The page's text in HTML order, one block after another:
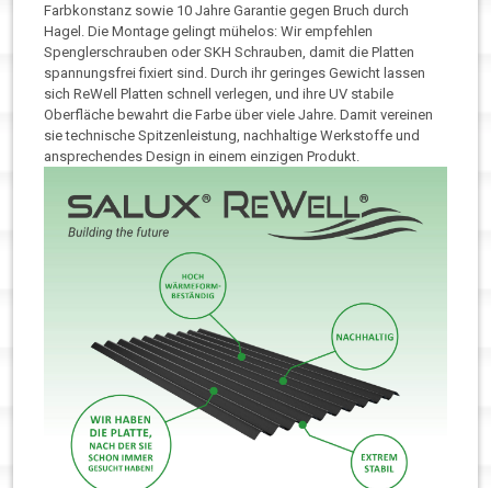
Farbkonstanz sowie 10 Jahre Garantie gegen Bruch durch
Hagel. Die Montage gelingt mühelos: Wir empfehlen
Spenglerschrauben oder SKH Schrauben, damit die Platten
spannungsfrei fixiert sind. Durch ihr geringes Gewicht lassen
sich ReWell Platten schnell verlegen, und ihre UV stabile
Oberfläche bewahrt die Farbe über viele Jahre. Damit vereinen
sie technische Spitzenleistung, nachhaltige Werkstoffe und
ansprechendes Design in einem einzigen Produkt.